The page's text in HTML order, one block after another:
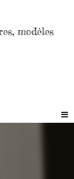
modèles